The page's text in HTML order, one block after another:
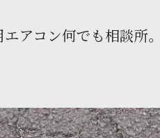
アコン何でも相談所